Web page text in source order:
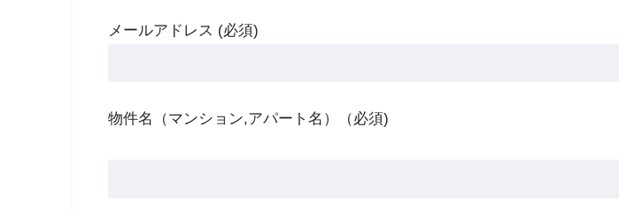
メールアドレス (必須)
物件名（マンション,アパート名）（必須)